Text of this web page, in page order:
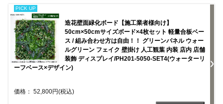
PICK UP
造花壁面緑化ボード【施工業者様向け】
50cm×50cmサイズボード×4枚セット 軽量合板ベー
ス / 組み合わせ方は自由！！ グリーンパネル ウォー
ルグリーン フェイク 壁掛け 人工観葉 内装 店内 店舗
装飾 ディスプレイ/PH201-5050-SET4(ウォーターリ
ーフベース×デザイン)
価格： 52,800円(税込)